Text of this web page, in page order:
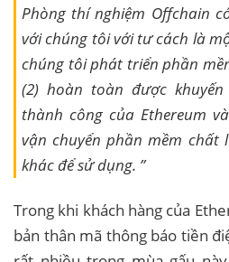
Phòng thí nghiệm Offchain
với chúng tôi với tư cách là
chúng tôi phát triển phần
(2) hoàn toàn được
thành công của Ethereum
vận chuyển phần mềm chất
khác để sử dụng. ”
Trong khi khách hàng của
bản thân mã thông báo tiền